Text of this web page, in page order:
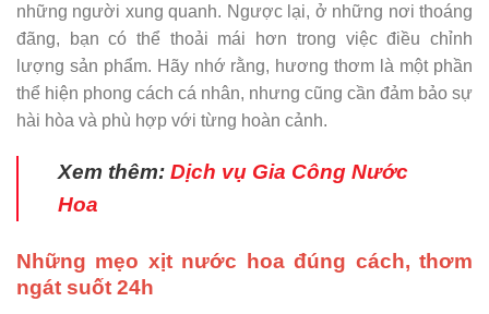
những người xung quanh. Ngược lại, ở những nơi thoáng
đãng, bạn có thể thoải mái hơn trong việc điều chỉnh
lượng sản phẩm. Hãy nhớ rằng, hương thơm là một phần
thể hiện phong cách cá nhân, nhưng cũng cần đảm bảo sự
hài hòa và phù hợp với từng hoàn cảnh.
Xem thêm: Dịch vụ Gia Công Nước
Hoa
Những mẹo xịt nước hoa đúng cách, thơm
ngát suốt 24h